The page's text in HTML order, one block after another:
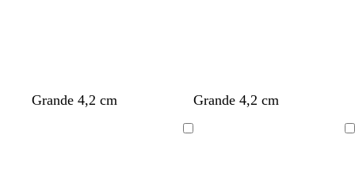
Grande 4,2 cm Grande 4,2 cm